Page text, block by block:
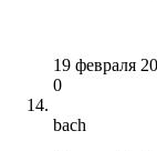
19 февраля
0
bach